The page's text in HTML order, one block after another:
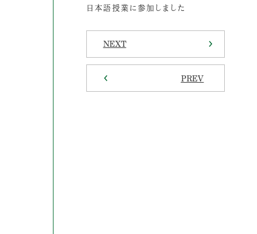
日本語授業に参加しました
NEXT
PREV